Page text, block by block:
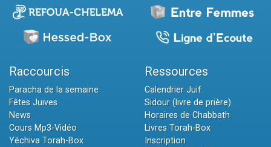
Raccourcis
Paracha de la semaine
Fêtes Juives
News
Cours Mp3-Vidéo
Yéchiva Torah-Box
Ressources
Calendrier Juif
Sidour (livre de prière)
Horaires de Chabbath
Livres Torah-Box
Inscription